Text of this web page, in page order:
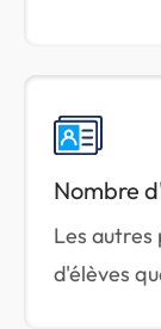
Nombre
Les
d'élèves